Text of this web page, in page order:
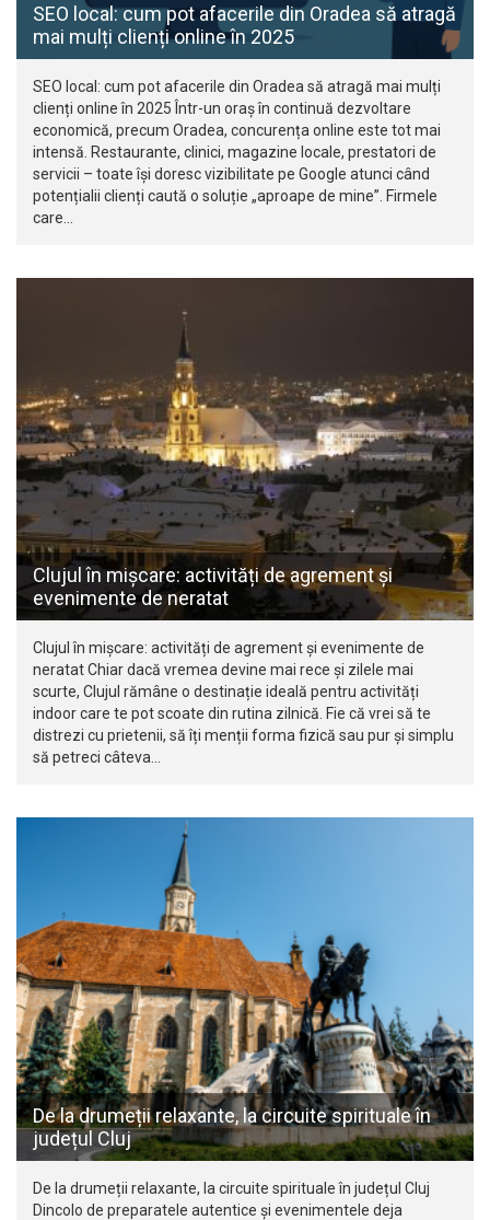
SEO local: cum pot afacerile din Oradea să atragă
mai mulți clienți online în 2025
SEO local: cum pot afacerile din Oradea să atragă mai mulți
clienți online în 2025 Într-un oraș în continuă dezvoltare
economică, precum Oradea, concurența online este tot mai
intensă. Restaurante, clinici, magazine locale, prestatori de
servicii – toate își doresc vizibilitate pe Google atunci când
potențialii clienți caută o soluție „aproape de mine”. Firmele
care…
Clujul în mișcare: activități de agrement și
evenimente de neratat
Clujul în mișcare: activități de agrement și evenimente de
neratat Chiar dacă vremea devine mai rece și zilele mai
scurte, Clujul rămâne o destinație ideală pentru activități
indoor care te pot scoate din rutina zilnică. Fie că vrei să te
distrezi cu prietenii, să îți menții forma fizică sau pur și simplu
să petreci câteva…
De la drumeții relaxante, la circuite spirituale în
județul Cluj
De la drumeții relaxante, la circuite spirituale în județul Cluj
Dincolo de preparatele autentice și evenimentele deja